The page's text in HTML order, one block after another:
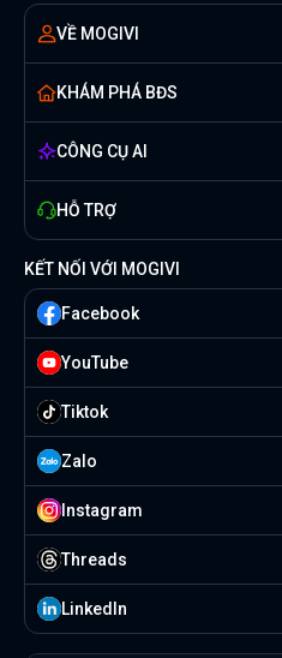
VỀ MOGIVI
KHÁM PHÁ BĐS
CÔNG CỤ AI
HỖ TRỢ
KẾT NỐI VỚI MOGIVI
Facebook
YouTube
Tiktok
Zalo
Instagram
Threads
Linkedln